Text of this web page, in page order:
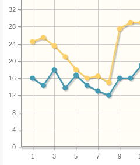
1 3 5 7 9
0
4
8
12
16
20
24
28
32